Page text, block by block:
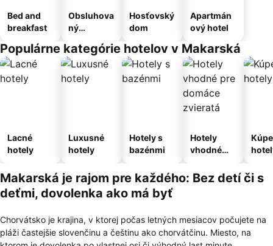
Bed and
breakfast
Obsluhova
ný
Hosťovský
dom
Apartmán
ový hotel
Populárne kategórie hotelov v Makarská
Lacné
hotely
Luxusné
hotely
Hotely s
bazénmi
Hotely
vhodné
domáce
zvieratá
Makarská je rajom pre každého: Bez detí či s
deťmi, dovolenka ako má byť
Chorvátsko je krajina, v ktorej počas letných mesiacov počujete na
pláži častejšie slovenčinu a češtinu ako chorvátčinu. Miesto, na